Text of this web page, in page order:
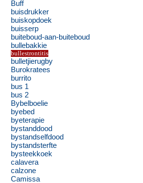
Buff
buisdrukker
buiskopdoek
buisserp
buiteboud-aan-buiteboud
bullebakkie
bullestrontitis
bulletjierugby
Burokratees
burrito
bus 1
bus 2
Bybelboelie
byebed
byeterapie
bystanddood
bystandselfdood
bystandsterfte
bysteekkoek
calavera
calzone
Camissa